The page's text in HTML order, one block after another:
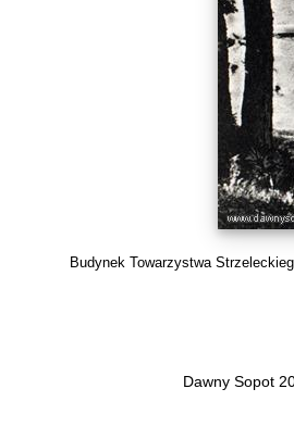
Budynek Towarzystwa
Dawny Sopot